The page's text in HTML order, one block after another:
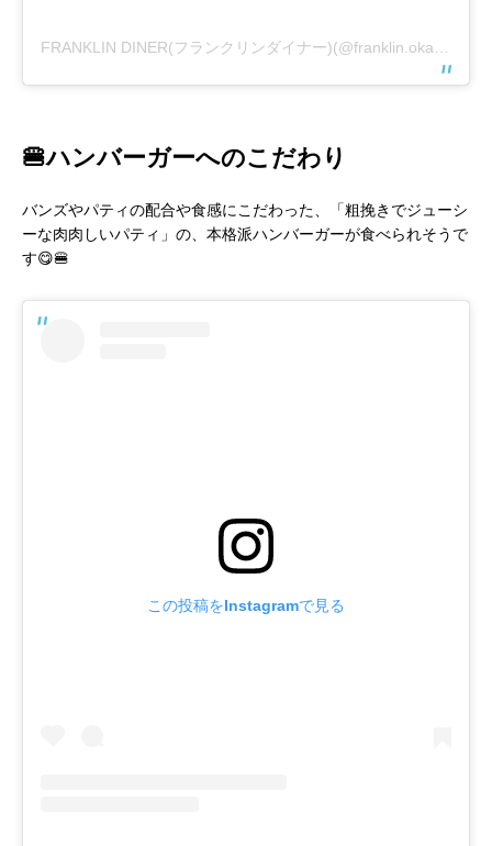
🍔ハンバーガーへのこだわり
バンズやパティの配合や食感にこだわった、「粗挽きでジューシ
ーな肉肉しいパティ」の、本格派ハンバーガーが食べられそうで
す😋🍔
この投稿をInstagramで見る